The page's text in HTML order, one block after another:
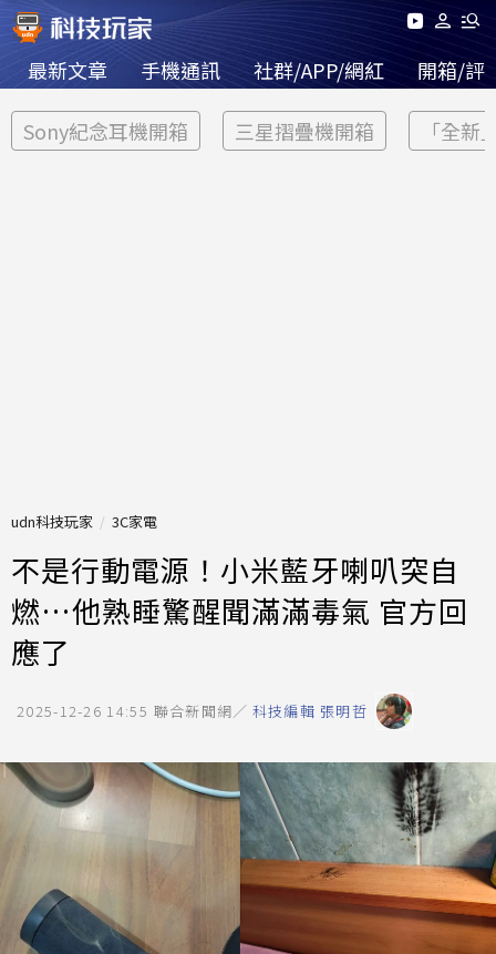
最新文章 手機通訊 社群/APP/網紅 開箱/評
Sony紀念耳機開箱 三星摺疊機開箱 「全新
udn科技玩家 3C家電
不是行動電源！小米藍牙喇叭突自
燃…他熟睡驚醒聞滿滿毒氣 官方回
應了
2025-12-26 14:55 聯合新聞網／ 科技編輯 張明哲